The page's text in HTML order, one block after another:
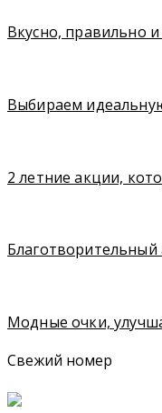
Вкусно, правильно
Выбираем
2 летние акции,
Модные очки,
Свежий номер